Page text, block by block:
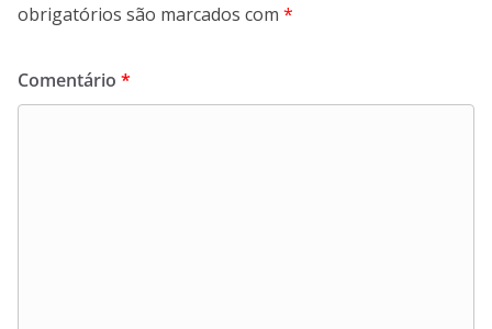
obrigatórios são marcados com *
Comentário *